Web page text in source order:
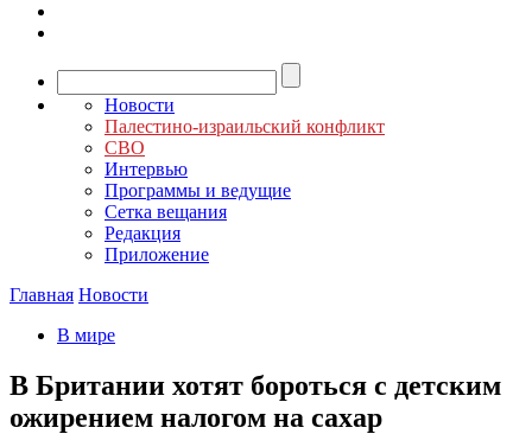
Новости
Палестино-израильский конфликт
СВО
Интервью
Программы и ведущие
Сетка вещания
Редакция
Приложение
Главная Новости
В мире
В Британии хотят бороться с детским
ожирением налогом на сахар